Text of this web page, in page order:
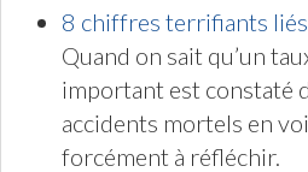
8 chiffres terrifiants
Quand on sait qu’un
important est constaté
accidents mortels en
forcément à réfléchir.